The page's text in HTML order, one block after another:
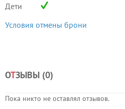
Дети
Условия отмены брони
ОТЗЫВЫ (0)
Пока никто не оставлял отзывов.